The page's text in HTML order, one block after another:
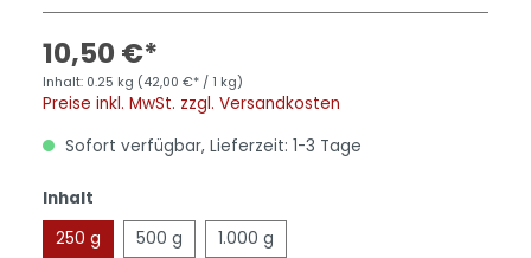
10,50 €*
Inhalt: 0.25 kg (42,00 €* / 1 kg)
Preise inkl. MwSt. zzgl. Versandkosten
Sofort verfügbar, Lieferzeit: 1-3 Tage
Inhalt
250 g
500 g 1.000 g